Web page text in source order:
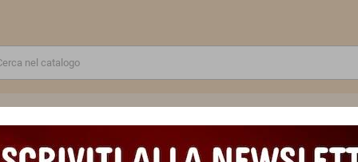
SCUOLA E TEMPO LIBERO